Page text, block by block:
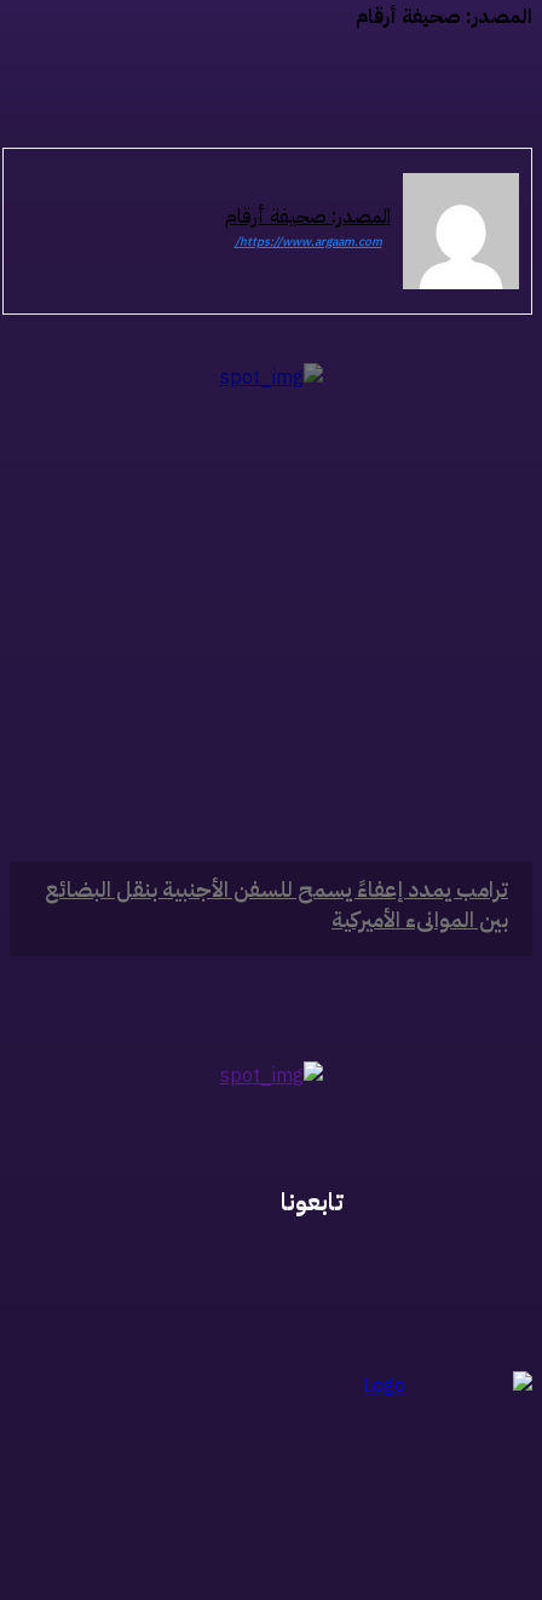
‏ترامب يمدد إعفاءً يسمح للسفن الأجنبية بنقل البضائع
بين الموانىء الأميركية
صحيفة أرقام
المصدر: صحيفة أرقام
https://www.argaam.com/
تابعونا